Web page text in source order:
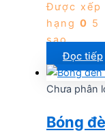
Được xếp
hạng 0 5
sao
Đọc tiếp
Chưa phân
Bóng